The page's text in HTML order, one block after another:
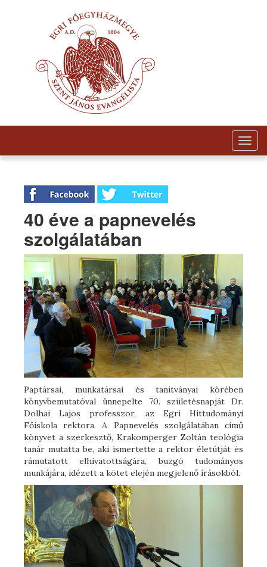
40 éve a papnevelés
szolgálatában
Paptársai, munkatársai és tanítványai körében
könyvbemutatóval ünnepelte 70. születésnapját Dr.
Dolhai Lajos professzor, az Egri Hittudományi
Főiskola rektora. A Papnevelés szolgálatában című
könyvet a szerkesztő, Krakomperger Zoltán teológia
tanár mutatta be, aki ismertette a rektor életútját és
rámutatott elhivatottságára, buzgó tudományos
munkájára, idézett a kötet elején megjelenő írásokból.